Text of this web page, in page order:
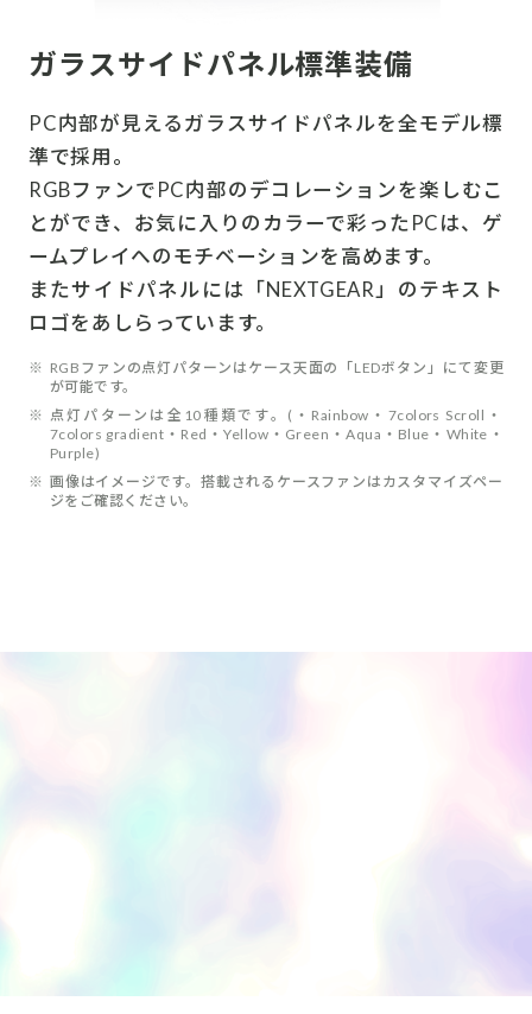
ガラスサイドパネル標準装備
PC内部が見えるガラスサイドパネルを全モデル標
準で採用。
RGBファンでPC内部のデコレーションを楽しむこ
とができ、お気に入りのカラーで彩ったPCは、ゲ
ームプレイへのモチベーションを高めます。
またサイドパネルには「NEXTGEAR」のテキスト
ロゴをあしらっています。
※ RGBファンの点灯パターンはケース天面の「LEDボタン」にて変更
が可能です。
※ 点灯パターンは全10種類です。(・Rainbow・7colors Scroll・
7colors gradient・Red・Yellow・Green・Aqua・Blue・White・
Purple)
※ 画像はイメージです。搭載されるケースファンはカスタマイズペー
ジをご確認ください。